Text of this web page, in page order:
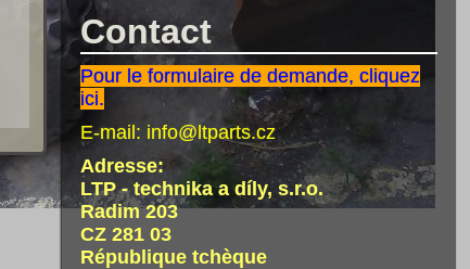
Contact
Pour le formulaire de demande, cliquez
ici.
E-mail: info@ltparts.cz
Adresse:
LTP - technika a díly, s.r.o.
Radim 203
CZ 281 03
République tchèque